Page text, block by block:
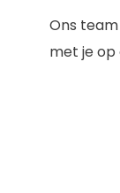
Ons
met je op